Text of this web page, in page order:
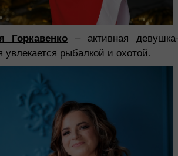
Горкавенко – активная
рыбалкой и охотой.